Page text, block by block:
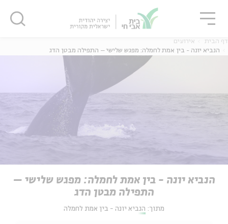
דף הבית
אירועים
הנביא יונה - בין אמת לחמלה: מפגש שלישי – התפילה מבטן הדג
הנביא יונה - בין אמת לחמלה: מפגש שלישי –
התפילה מבטן הדג
מתוך: הנביא יונה - בין אמת לחמלה
סגור